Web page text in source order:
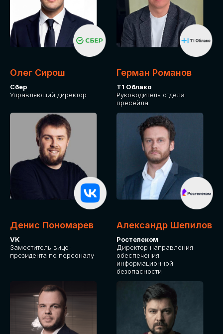
Олег Сирош
Сбер
Управляющий директор
Герман Романов
Т1 Облако
Руководитель отдела
пресейла
Денис Пономарев
VK
Заместитель вице-
президента по персоналу
Александр Шепилов
Ростелеком
Директор направления
обеспечения
информационной
безопасности